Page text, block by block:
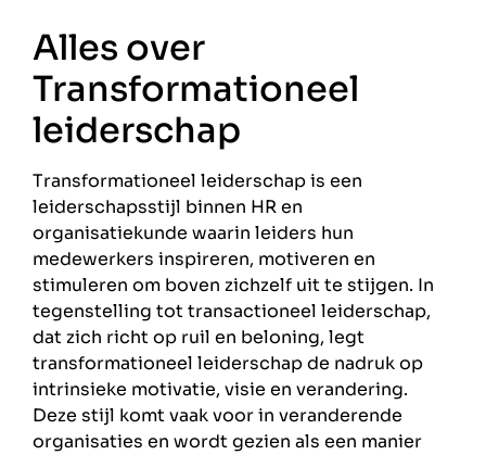
Alles over
Transformationeel
leiderschap
Transformationeel leiderschap is een
leiderschapsstijl binnen HR en
organisatiekunde waarin leiders hun
medewerkers inspireren, motiveren en
stimuleren om boven zichzelf uit te stijgen. In
tegenstelling tot transactioneel leiderschap,
dat zich richt op ruil en beloning, legt
transformationeel leiderschap de nadruk op
intrinsieke motivatie, visie en verandering.
Deze stijl komt vaak voor in veranderende
organisaties en wordt gezien als een manier